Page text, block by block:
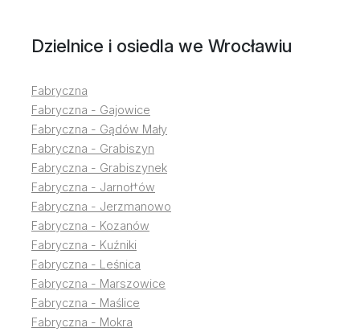
Dzielnice i osiedla we Wrocławiu
Fabryczna
Fabryczna - Gajowice
Fabryczna - Gądów Mały
Fabryczna - Grabiszyn
Fabryczna - Grabiszynek
Fabryczna - Jarnoł†ów
Fabryczna - Jerzmanowo
Fabryczna - Kozanów
Fabryczna - Kuźniki
Fabryczna - Leśnica
Fabryczna - Marszowice
Fabryczna - Maślice
Fabryczna - Mokra